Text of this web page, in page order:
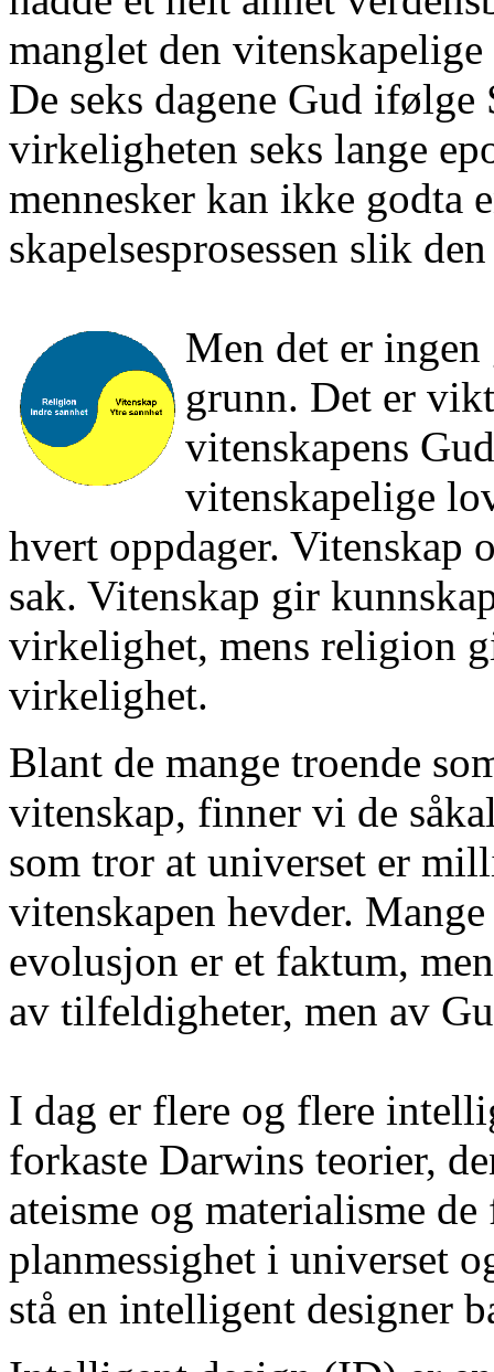
manglet den
De seks dagene Gud
virkeligheten seks lange
mennesker kan ikke godta
skapelsesprosessen slik
Men det er
grunn. Det er
vitenskapens
vitenskapelige
hvert oppdager. Vitenskap
sak. Vitenskap gir
virkelighet, mens religion
virkelighet.
Blant de mange troende
vitenskap, finner vi de
som tror at universet er
vitenskapen hevder.
evolusjon er et faktum,
av tilfeldigheter, men av
I dag er flere og flere
forkaste Darwins teorier,
ateisme og materialisme
planmessighet i universet
stå en intelligent designer